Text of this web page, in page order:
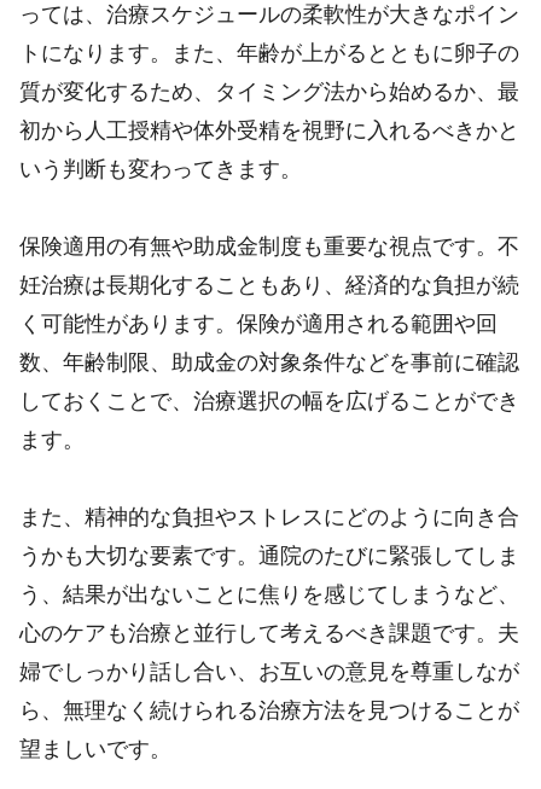
っては、治療スケジュールの柔軟性が大きなポイン
トになります。また、年齢が上がるとともに卵子の
質が変化するため、タイミング法から始めるか、最
初から人工授精や体外受精を視野に入れるべきかと
いう判断も変わってきます。
保険適用の有無や助成金制度も重要な視点です。不
妊治療は長期化することもあり、経済的な負担が続
く可能性があります。保険が適用される範囲や回
数、年齢制限、助成金の対象条件などを事前に確認
しておくことで、治療選択の幅を広げることができ
ます。
また、精神的な負担やストレスにどのように向き合
うかも大切な要素です。通院のたびに緊張してしま
う、結果が出ないことに焦りを感じてしまうなど、
心のケアも治療と並行して考えるべき課題です。夫
婦でしっかり話し合い、お互いの意見を尊重しなが
ら、無理なく続けられる治療方法を見つけることが
望ましいです。